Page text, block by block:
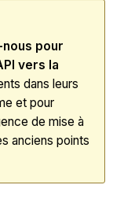
pour
vers la
dans leurs
et pour
de mise à
anciens points